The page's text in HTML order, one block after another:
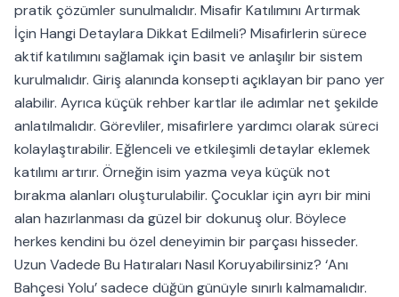
pratik çözümler sunulmalıdır. Misafir Katılımını Artırmak
İçin Hangi Detaylara Dikkat Edilmeli? Misafirlerin sürece
aktif katılımını sağlamak için basit ve anlaşılır bir sistem
kurulmalıdır. Giriş alanında konsepti açıklayan bir pano yer
alabilir. Ayrıca küçük rehber kartlar ile adımlar net şekilde
anlatılmalıdır. Görevliler, misafirlere yardımcı olarak süreci
kolaylaştırabilir. Eğlenceli ve etkileşimli detaylar eklemek
katılımı artırır. Örneğin isim yazma veya küçük not
bırakma alanları oluşturulabilir. Çocuklar için ayrı bir mini
alan hazırlanması da güzel bir dokunuş olur. Böylece
herkes kendini bu özel deneyimin bir parçası hisseder.
Uzun Vadede Bu Hatıraları Nasıl Koruyabilirsiniz? ‘Anı
Bahçesi Yolu’ sadece düğün günüyle sınırlı kalmamalıdır.